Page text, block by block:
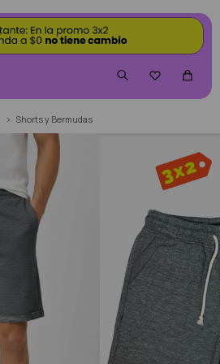

Shorts y Bermudas